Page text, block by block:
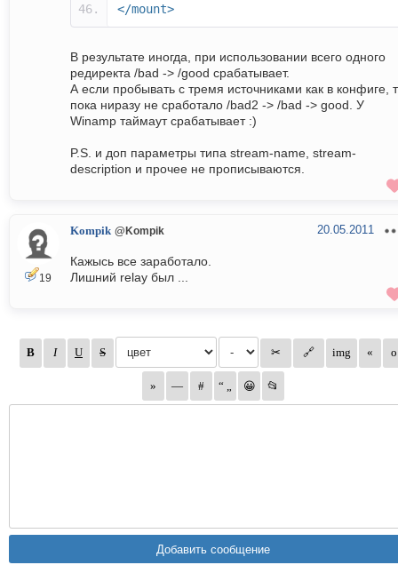
</mount>
В результате иногда, при использовании всего одного
редиректа /bad -> /good срабатывает.
А если пробывать с тремя источниками как в конфиге,
пока ниразу не сработало /bad2 -> /bad -> good. У
Winamp таймаут срабатывает :)
P.S. и доп параметры типа stream-name, stream-
description и прочее не прописываются.
19
Kompik @Kompik 20.05.2011
Кажысь все заработало.
Лишний relay был ...